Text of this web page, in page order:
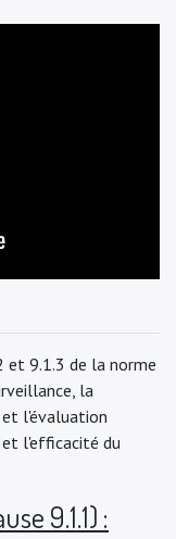
et 9.1.3 de la norme
la
l'évaluation
et l'efficacité du
9.1.1) :